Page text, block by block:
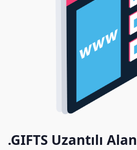
.GIFTS Uzantılı